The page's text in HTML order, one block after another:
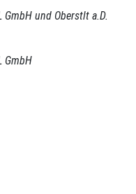
GmbH und Oberstlt a.D.
GmbH